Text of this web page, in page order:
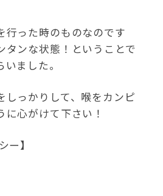
行った時のものなのです
タンな状態！ということで
ました。
しっかりして、喉をカンピ
心がけて下さい！
ー】